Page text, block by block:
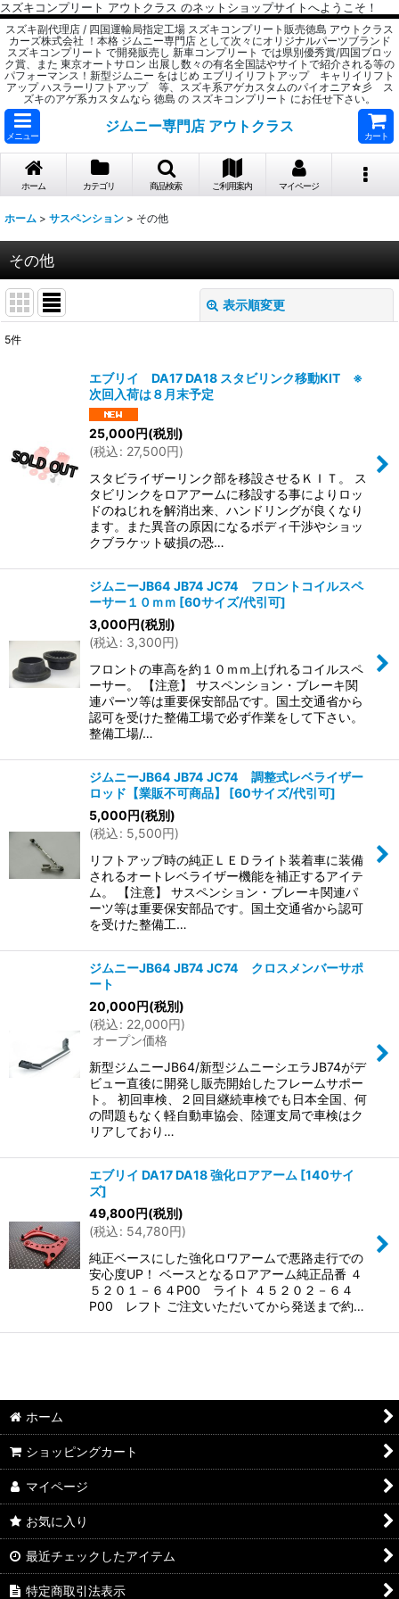
スズキコンプリート アウトクラス のネットショップサイトへようこそ！
スズキ副代理店 / 四国運輸局指定工場 スズキコンプリート販売徳島 アウトクラス
カーズ株式会社 ！本格 ジムニー専門店 として次々にオリジナルパーツブランド
スズキコンプリート で開発販売し 新車コンプリート では県別優秀賞/四国ブロッ
ク賞、また 東京オートサロン 出展し数々の有名全国誌やサイトで紹介される等の
パフォーマンス！新型ジムニー をはじめ エブリイリフトアップ キャリイリフト
アップ ハスラーリフトアップ 等、スズキ系アゲカスタムのパイオニア☆彡 ス
ズキのアゲ系カスタムなら 徳島 の スズキコンプリート にお任せ下さい。
メニュー
ジムニー専門店 アウトクラス
カート
ホーム カテゴリ 商品検索 ご利用案内 マイページ
ホーム > サスペンション > その他
その他
表示順変更
絞り込む
5件
エブリイ DA17 DA18 スタビリンク移動KIT ※
次回入荷は８月末予定
25,000円(税別)
(税込: 27,500円)
スタビライザーリンク部を移設させるＫＩＴ。 ス
タビリンクをロアアームに移設する事によりロッ
ドのねじれを解消出来、ハンドリングが良くなり
ます。また異音の原因になるボディ干渉やショッ
クブラケット破損の恐…
ジムニーJB64 JB74 JC74 フロントコイルスペ
ーサー１０ｍｍ [60サイズ/代引可]
3,000円(税別)
(税込: 3,300円)
フロントの車高を約１０ｍｍ上げれるコイルスペ
ーサー。 【注意】 サスペンション・ブレーキ関
連パーツ等は重要保安部品です。国土交通省から
認可を受けた整備工場で必ず作業をして下さい。
整備工場/…
ジムニーJB64 JB74 JC74 調整式レベライザー
ロッド【業販不可商品】
[60サイズ/代引可]
5,000円(税別)
(税込: 5,500円)
リフトアップ時の純正ＬＥＤライト装着車に装備
されるオートレベライザー機能を補正するアイテ
ム。 【注意】 サスペンション・ブレーキ関連パ
ーツ等は重要保安部品です。国土交通省から認可
を受けた整備工…
ジムニーJB64 JB74 JC74 クロスメンバーサポ
ート
20,000円(税別)
(税込: 22,000円)
オープン価格
新型ジムニーJB64/新型ジムニーシエラJB74がデ
ビュー直後に開発し販売開始したフレームサポー
ト。 初回車検、２回目継続車検でも日本全国、何
の問題もなく軽自動車協会、陸運支局で車検はク
リアしており…
エブリイ DA17 DA18 強化ロアアーム [140サイ
ズ]
49,800円(税別)
(税込: 54,780円)
純正ベースにした強化ロワアームで悪路走行での
安心度UP！ ベースとなるロアアーム純正品番 ４
５２０１－６４P00 ライト ４５２０２－６４
P00 レフト ご注文いただいてから発送まで約…
ホーム
ショッピングカート
マイページ
お気に入り
最近チェックしたアイテム
特定商取引法表示